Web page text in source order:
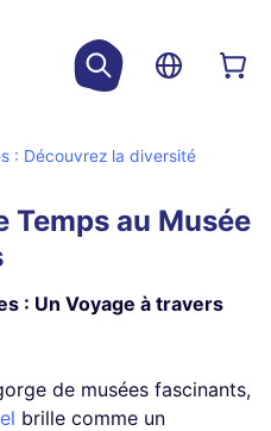
: Découvrez la diversité
Temps au Musée
: Un Voyage à travers
de musées fascinants,
brille comme un